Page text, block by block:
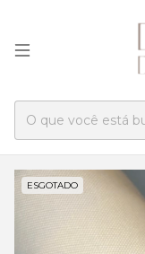
ESGOTADO